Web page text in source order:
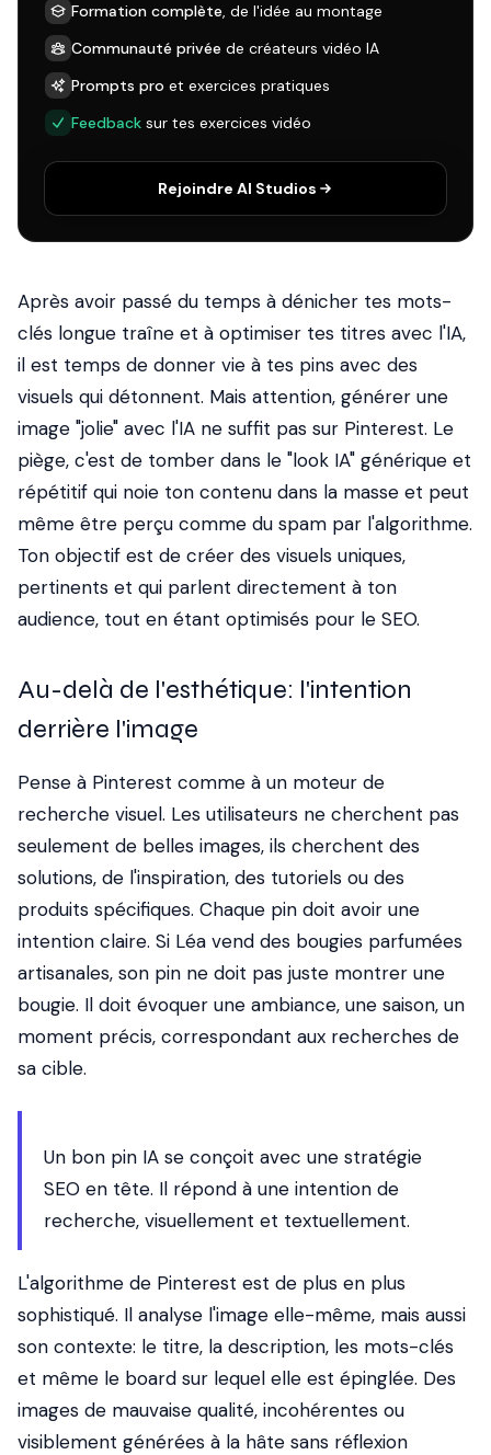
Formation complète, de l'idée au montage
Communauté privée de créateurs vidéo IA
Prompts pro et exercices pratiques
Feedback sur tes exercices vidéo
Rejoindre AI Studios
Après avoir passé du temps à dénicher tes mots-
clés longue traîne et à optimiser tes titres avec l'IA,
il est temps de donner vie à tes pins avec des
visuels qui détonnent. Mais attention, générer une
image "jolie" avec l'IA ne suffit pas sur Pinterest. Le
piège, c'est de tomber dans le "look IA" générique et
répétitif qui noie ton contenu dans la masse et peut
même être perçu comme du spam par l'algorithme.
Ton objectif est de créer des visuels uniques,
pertinents et qui parlent directement à ton
audience, tout en étant optimisés pour le SEO.
Au-delà de l'esthétique: l'intention
derrière l'image
Pense à Pinterest comme à un moteur de
recherche visuel. Les utilisateurs ne cherchent pas
seulement de belles images, ils cherchent des
solutions, de l'inspiration, des tutoriels ou des
produits spécifiques. Chaque pin doit avoir une
intention claire. Si Léa vend des bougies parfumées
artisanales, son pin ne doit pas juste montrer une
bougie. Il doit évoquer une ambiance, une saison, un
moment précis, correspondant aux recherches de
sa cible.
Un bon pin IA se conçoit avec une stratégie
SEO en tête. Il répond à une intention de
recherche, visuellement et textuellement.
L'algorithme de Pinterest est de plus en plus
sophistiqué. Il analyse l'image elle-même, mais aussi
son contexte: le titre, la description, les mots-clés
et même le board sur lequel elle est épinglée. Des
images de mauvaise qualité, incohérentes ou
visiblement générées à la hâte sans réflexion